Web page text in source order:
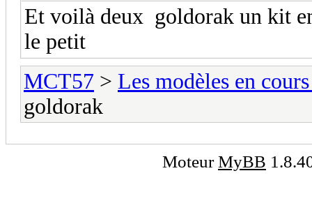
Et voilà deux goldorak un kit
le petit
MCT57 > Les modèles en
goldorak
MoteurMyBB